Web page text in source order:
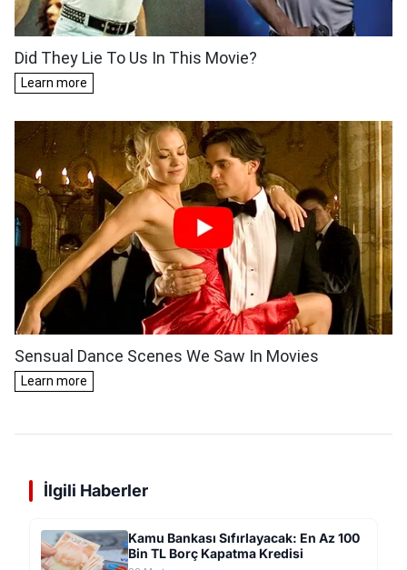
İlgili Haberler
Kamu Bankası Sıfırlayacak: En Az 100
Bin TL Borç Kapatma Kredisi